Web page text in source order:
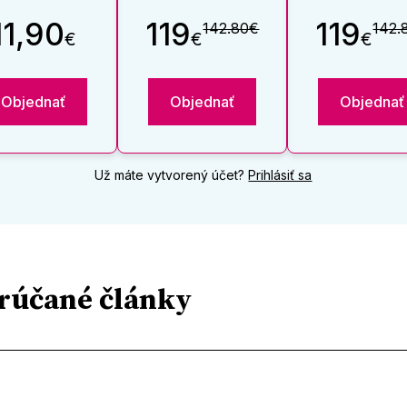
€
Objednať
119€142.80€
Objednať
119€
Objednať
Už máte vytvorený účet?Prihlásiť sa
články